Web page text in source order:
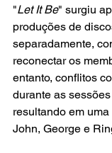
"Let It Be" surgiu
produções de
separadamente,
reconectar os
entanto, conflitos
durante as
resultando em
John, George e